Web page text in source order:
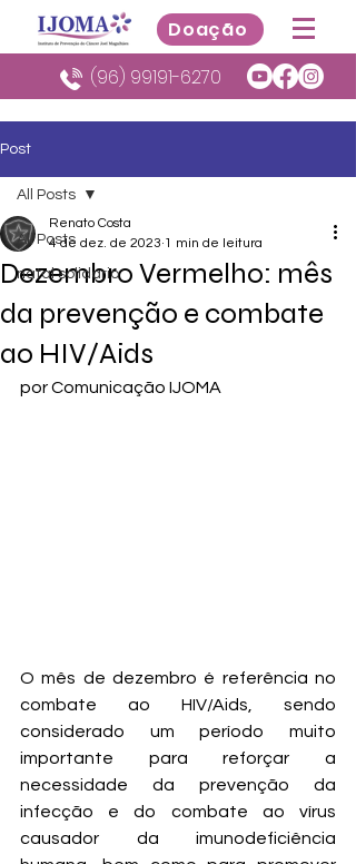
(96) 99191-6270
Doação
Post
All Posts
natal solidario
All Posts
Dezembro Vermelho: mês
da prevenção e combate
ao HIV/Aids
Renato Costa
4 de dez. de 2023 1 min de leitura
por Comunicação IJOMA
O mês de dezembro é referência no
combate ao HIV/Aids, sendo
considerado um período muito
importante para reforçar a
necessidade da prevenção da
infecção e do combate ao vírus
causador da imunodeficiência